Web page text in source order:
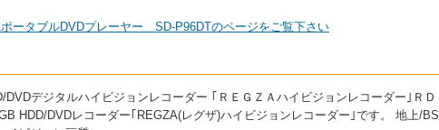
ータブルDVDプレーヤー SD-P96DTのページをご覧下さい
DVDデジタルハイビジョンレコーダー ｢ＲＥＧＺＡハイビジョンレコーダー｣ＲＤ
HDD/DVDレコーダー｢REGZA(レグザ)ハイビジョンレコーダー｣です。 地上/